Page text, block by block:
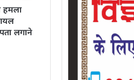
हमला
लगाने